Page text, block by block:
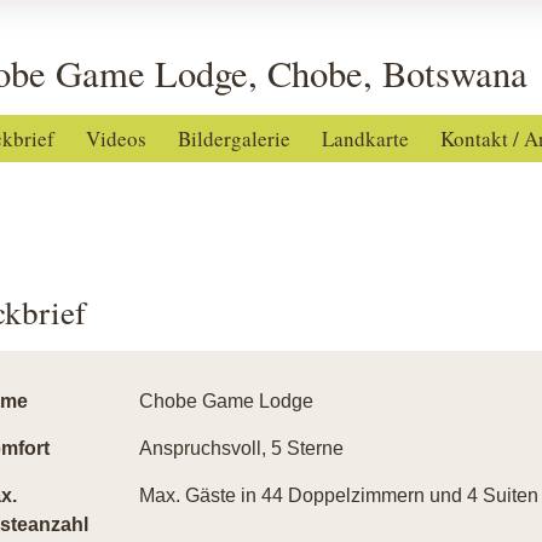
Game Lodge, Chobe, Botswana
Videos Bildergalerie Landkarte Kontakt /
Chobe Game Lodge
Anspruchsvoll, 5 Sterne
Max. Gäste in 44 Doppelzimmern und 4 Suiten